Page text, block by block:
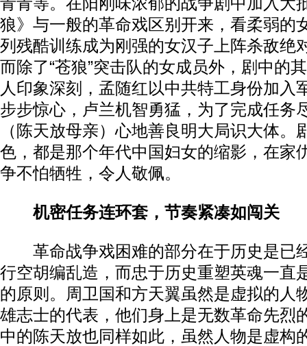
狼》与一般的革命戏区别开来，看柔弱的
列残酷训练成为刚强的女汉子上阵杀敌绝
而除了“苍狼”突击队的女成员外，剧中的
人印象深刻，孟随红以中共特工身份加入
步步惊心，卢兰机智勇猛，为了完成任务
（陈天放母亲）心地善良明大局识大体。
色，都是那个年代中国妇女的缩影，在家
争不怕牺牲，令人敬佩。
机密任务连环套，节奏紧凑如闯关
革命战争戏困难的部分在于历史是已
行空胡编乱造，而忠于历史重塑英魂一直
的原则。周卫国和方天翼虽然是虚拟的人
雄志士的代表，他们身上是无数革命先烈
中的陈天放也同样如此，虽然人物是虚构